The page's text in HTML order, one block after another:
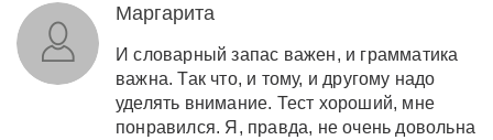
Маргарита
И словарный запас важен, и грамматика
важна. Так что, и тому, и другому надо
уделять внимание. Тест хороший, мне
понравился. Я, правда, не очень довольна